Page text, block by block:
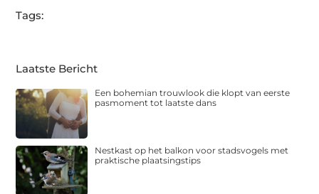
Tags:
Laatste Bericht
Een bohemian trouwlook die klopt van eerste
pasmoment tot laatste dans
Nestkast op het balkon voor stadsvogels met
praktische plaatsingstips